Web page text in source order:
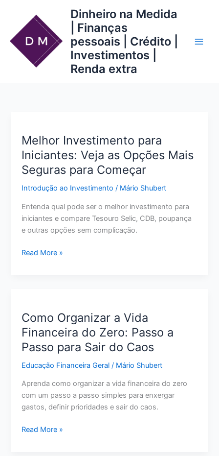
conteúdo
Dinheiro na Medida
| Finanças
pessoais | Crédito |
Investimentos |
Renda extra
Melhor Investimento para
Iniciantes: Veja as Opções Mais
Seguras para Começar
Introdução ao Investimento / Mário Shubert
Entenda qual pode ser o melhor investimento para
iniciantes e compare Tesouro Selic, CDB, poupança
e outras opções sem complicação.
Melhor
Opções
Mais
Seguras
Começar
Read More »
Como Organizar a Vida
Financeira do Zero: Passo a
Passo para Sair do Caos
Educação Financeira Geral / Mário Shubert
Aprenda como organizar a vida financeira do zero
com um passo a passo simples para enxergar
gastos, definir prioridades e sair do caos.
Como
Read More »